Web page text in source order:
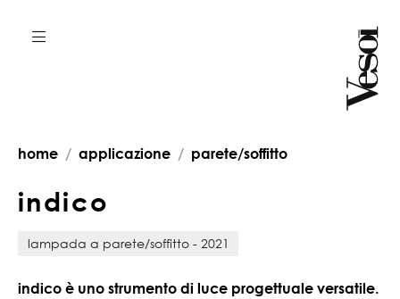
home applicazione parete/soffitto
indico
lampada a parete/soffitto - 2021
indico è uno strumento di luce progettuale versatile.